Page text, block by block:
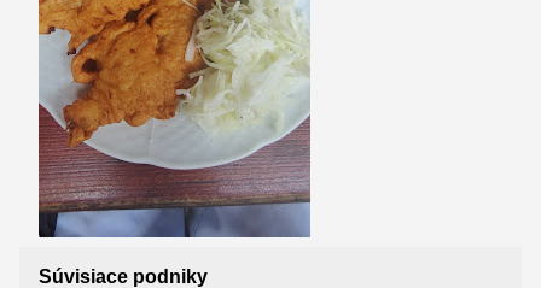
Súvisiace podniky